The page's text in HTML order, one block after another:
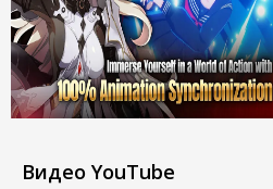
Видео YouTube